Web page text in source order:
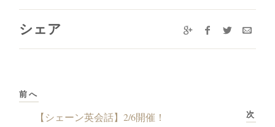
シェア
前へ
【シェーン英会話】2/6開催！
次